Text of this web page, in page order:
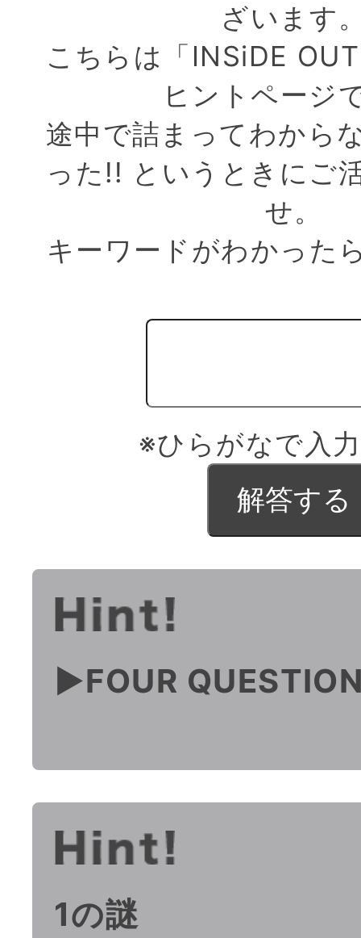
ざいます
こちらは「INSiDE
ヒントページ
途中で詰まってわから
った!! というときにご
せ。
キーワードがわかった
※ひらがなで入
▶︎FOUR
1の謎